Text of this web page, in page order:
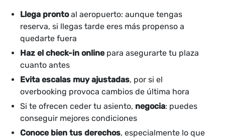
Llega prontoal aeropuerto: aunque tengas
reserva, si llegas tarde eres más propenso a
quedarte fuera
Haz el check-in onlinepara asegurarte tu plaza
cuanto antes
Evita escalas muy ajustadas, por si el
overbooking provoca cambios de última hora
Si te ofrecen ceder tu asiento, negocia: puedes
conseguir mejores condiciones
Conoce bien tus derechos, especialmente lo que